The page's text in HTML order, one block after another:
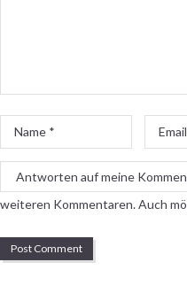
Name
*
Email
*
weiteren Kommentaren. Auch